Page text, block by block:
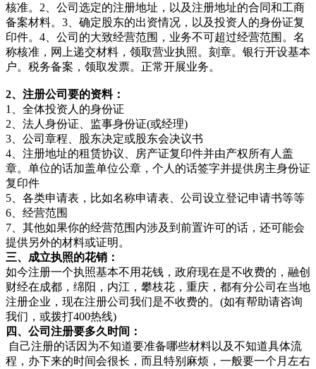
核准。2、公司选定的注册地址，以及注册地址的合同和工商
备案材料。3、确定股东的出资情况，以及投资人的身份证复
印件。4、公司的大致经营范围，业务不可超过经营范围。名
称核准，网上递交材料，领取营业执照。刻章。银行开设基本
户。税务备案，领取发票。正常开展业务。
2、注册公司要的资料：
1、全体投资人的身份证
2、法人身份证、监事身份证(或经理)
3、公司章程、股东决定或股东会决议书
4、注册地址的租赁协议、房产证复印件并由产权所有人盖
章。单位的话加盖单位公章，个人的话签字并提供房主身份证
复印件
5、各类申请表，比如名称申请表、公司设立登记申请书等等
6、经营范围
7、其他如果你的经营范围内涉及到前置许可的话，还可能会
提供另外的材料或证明。
三、成立执照的花销：
如今注册一个执照基本不用花钱，政府现在是不收费的，融创
财经在成都，绵阳，内江，攀枝花，重庆，都有分公司在当地
注册企业，现在注册公司我们是不收费的。(如有帮助请咨询
我们，或拨打400热线)
四、公司注册要多久时间：
自己注册的话因为不知道要准备哪些材料以及不知道具体流
程，办下来的时间会很长，而且特别麻烦，一般要一个月左右